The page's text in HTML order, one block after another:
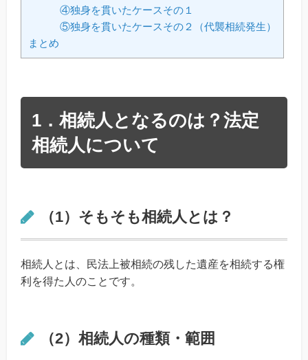
④独身を貫いたケースその１
⑤独身を貫いたケースその２（代襲相続発生）
まとめ
1．相続人となるのは？法定
相続人について
（1）そもそも相続人とは？
相続人とは、民法上被相続の残した遺産を相続する権
利を得た人のことです。
（2）相続人の種類・範囲